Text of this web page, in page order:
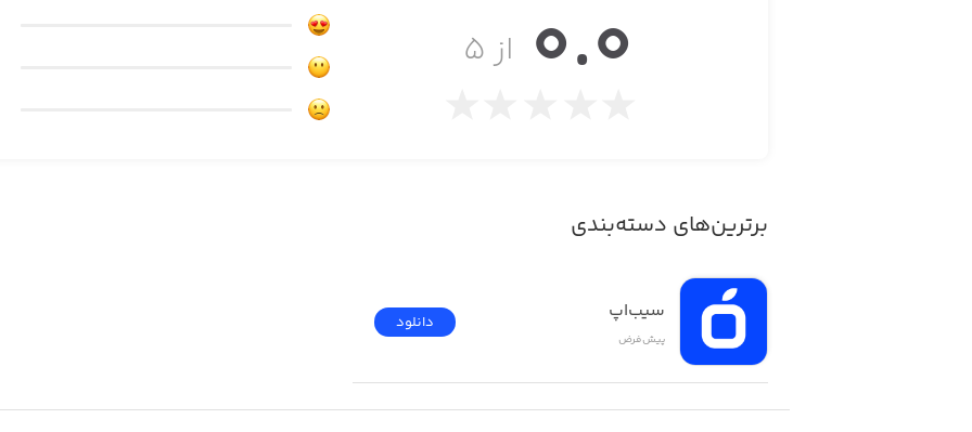
one with three sublevels to solve. And that is all packed on just one screen!
FEATURES
از ۵ 0.0
برترین‌های دسته‌بندی
سیب‌اپ
پیش‌فرض
دانلود